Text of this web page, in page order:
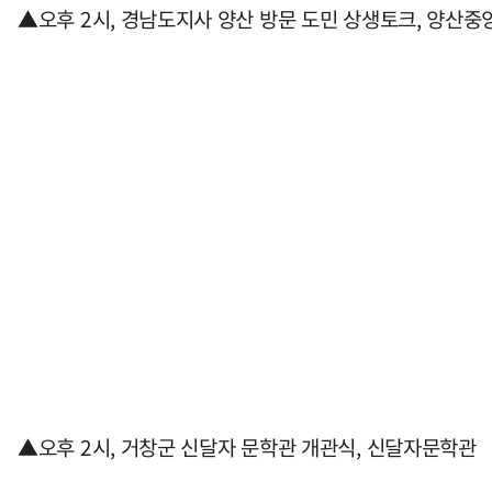
▲오후 2시, 경남도지사 양산 방문 도민 상생토크, 양산중
▲오후 2시, 거창군 신달자 문학관 개관식, 신달자문학관